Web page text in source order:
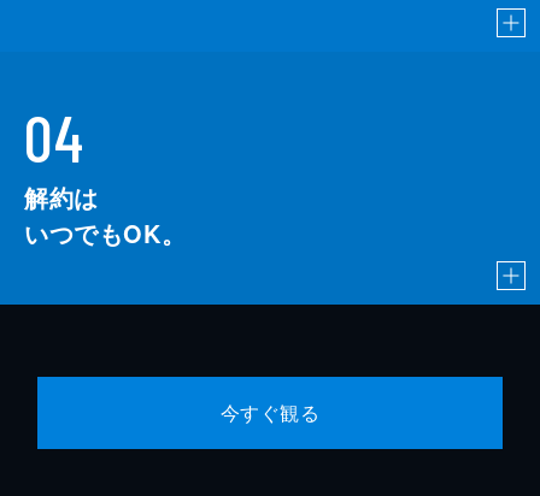
04
解約は
いつでもOK。
今すぐ観る